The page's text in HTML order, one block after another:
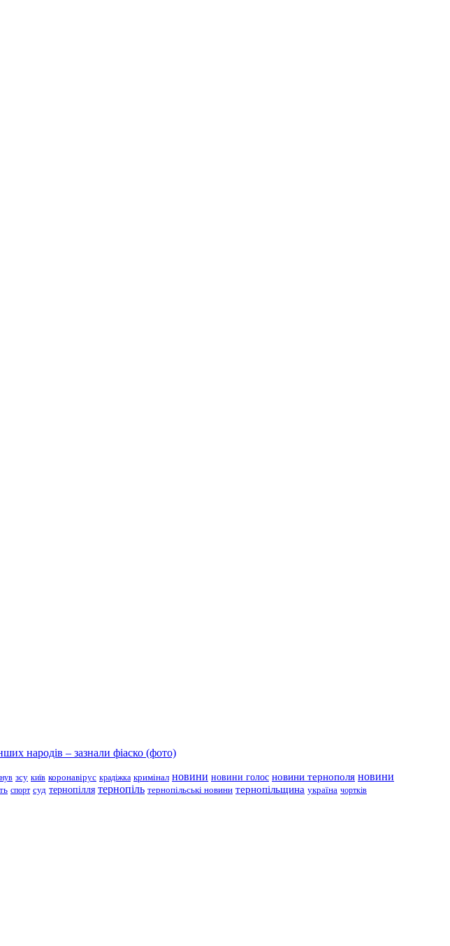
народів – зазнали фіаско (фото)
зсу київ коронавірус крадіжка кримінал новини новини голос новини тернополя новини
спорт суд тернопілля тернопіль тернопільські новини тернопільщина україна чортків